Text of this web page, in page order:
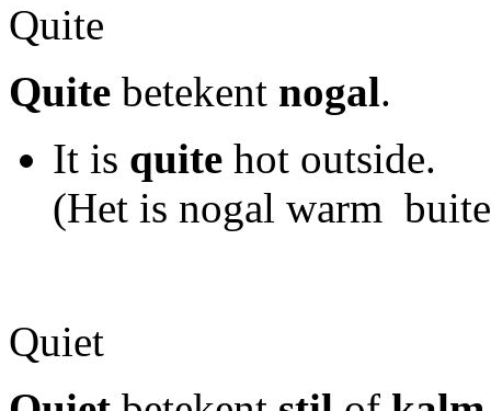
Quite
Quite betekent nogal.
It is quite hot outside.
(Het is nogal warm
Quiet